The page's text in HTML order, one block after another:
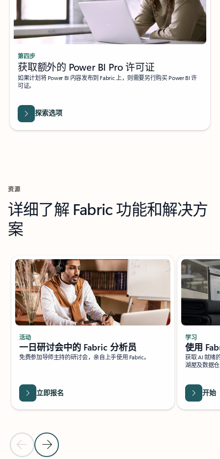
第四步
获取额外的 Power BI Pro 许可证
如果计划将 Power BI 内容发布到 Fabric 上，则需要另行购买 Power BI 许
可证。
探索选项
资源
详细了解 Fabric 功能和解决方
案
使用 Fabric 提升 AI 数据技能
上一张幻灯片下一张幻灯片
活动
一日研讨会中的 Fabric 分析员
免费参加导师主持的研讨会，亲自上手使用 Fabric。
立即报名
学习
使用
获取 AI 就绪
湖屋及数据
开始